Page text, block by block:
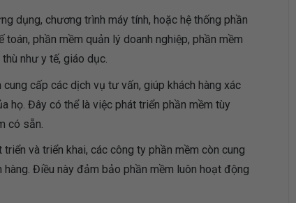
dụng, chương trình máy tính, hoặc hệ thống phần
phần mềm quản lý doanh nghiệp, phần mềm
như y tế, giáo dục.
cấp các dịch vụ tư vấn, giúp khách hàng xác
họ. Đây có thể là việc phát triển phần mềm tùy
có sẵn.
và triển khai, các công ty phần mềm còn cung
Điều này đảm bảo phần mềm luôn hoạt động